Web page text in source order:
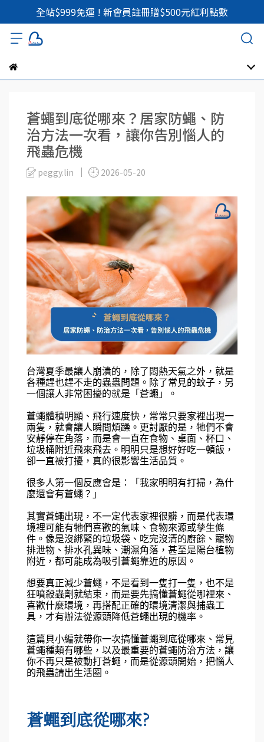
全站$999免運 ! 新會員註冊贈$500元紅利點數
蒼蠅到底從哪來？居家防蠅、防
治方法一次看，讓你告別惱人的
飛蟲危機
peggy.lin 2026-05-20
台灣夏季最讓人崩潰的，除了悶熱天氣之外，就是
各種趕也趕不走的蟲蟲問題。除了常見的蚊子，另
一個讓人非常困擾的就是「蒼蠅」。
蒼蠅體積明顯、飛行速度快，常常只要家裡出現一
兩隻，就會讓人瞬間煩躁。更討厭的是，牠們不會
安靜停在角落，而是會一直在食物、桌面、杯口、
垃圾桶附近飛來飛去。明明只是想好好吃一頓飯，
卻一直被打擾，真的很影響生活品質。
很多人第一個反應會是：「我家明明有打掃，為什
麼還會有蒼蠅？」
其實蒼蠅出現，不一定代表家裡很髒，而是代表環
境裡可能有牠們喜歡的氣味、食物來源或孳生條
件。像是沒綁緊的垃圾袋、吃完沒清的廚餘、寵物
排泄物、排水孔異味、潮濕角落，甚至是陽台植物
附近，都可能成為吸引蒼蠅靠近的原因。
想要真正減少蒼蠅，不是看到一隻打一隻，也不是
狂噴殺蟲劑就結束，而是要先搞懂蒼蠅從哪裡來、
喜歡什麼環境，再搭配正確的環境清潔與捕蟲工
具，才有辦法從源頭降低蒼蠅出現的機率。
這篇貝小編就帶你一次搞懂蒼蠅到底從哪來、常見
蒼蠅種類有哪些，以及最重要的蒼蠅防治方法，讓
你不再只是被動打蒼蠅，而是從源頭開始，把惱人
的飛蟲請出生活圈。
蒼蠅到底從哪來?